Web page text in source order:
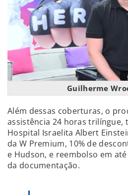
Guilherme
Além dessas coberturas, o
assistência 24 horas trilíngue,
Hospital Israelita Albert
da W Premium, 10% de
e Hudson, e reembolso em
da documentação.